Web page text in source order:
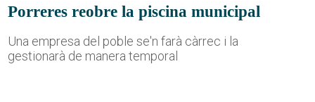
Porreres reobre la piscina municipal
Una empresa del poble se'n farà càrrec i la
gestionarà de manera temporal